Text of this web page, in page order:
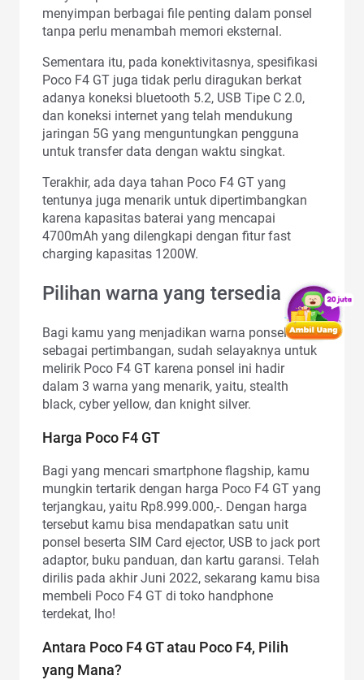
menyimpan berbagai file penting dalam ponsel
tanpa perlu menambah memori eksternal.
Sementara itu, pada konektivitasnya, spesifikasi
Poco F4 GT juga tidak perlu diragukan berkat
adanya koneksi bluetooth 5.2, USB Tipe C 2.0,
dan koneksi internet yang telah mendukung
jaringan 5G yang menguntungkan pengguna
untuk transfer data dengan waktu singkat.
Terakhir, ada daya tahan Poco F4 GT yang
tentunya juga menarik untuk dipertimbangkan
karena kapasitas baterai yang mencapai
4700mAh yang dilengkapi dengan fitur fast
charging kapasitas 1200W.
Pilihan warna yang tersedia
Bagi kamu yang menjadikan warna ponsel
sebagai pertimbangan, sudah selayaknya untuk
melirik Poco F4 GT karena ponsel ini hadir
dalam 3 warna yang menarik, yaitu, stealth
black, cyber yellow, dan knight silver.
Harga Poco F4 GT
Bagi yang mencari smartphone flagship, kamu
mungkin tertarik dengan harga Poco F4 GT yang
terjangkau, yaitu Rp8.999.000,-. Dengan harga
tersebut kamu bisa mendapatkan satu unit
ponsel beserta SIM Card ejector, USB to jack port
adaptor, buku panduan, dan kartu garansi. Telah
dirilis pada akhir Juni 2022, sekarang kamu bisa
membeli Poco F4 GT di toko handphone
terdekat, lho!
Antara Poco F4 GT atau Poco F4, Pilih
yang Mana?